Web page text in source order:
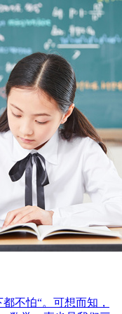
不怕“。可想而知，